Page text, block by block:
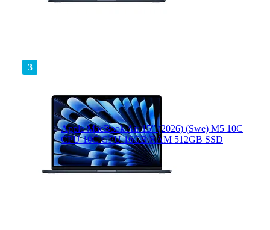
3
Apple MacBook Air 15” (2026) (Swe) M5 10C
CPU 10C GPU 16GB RAM 512GB SSD